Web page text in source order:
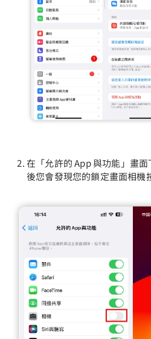
在「允許的 App 與功能」畫
後您會發現您的鎖定畫面相機